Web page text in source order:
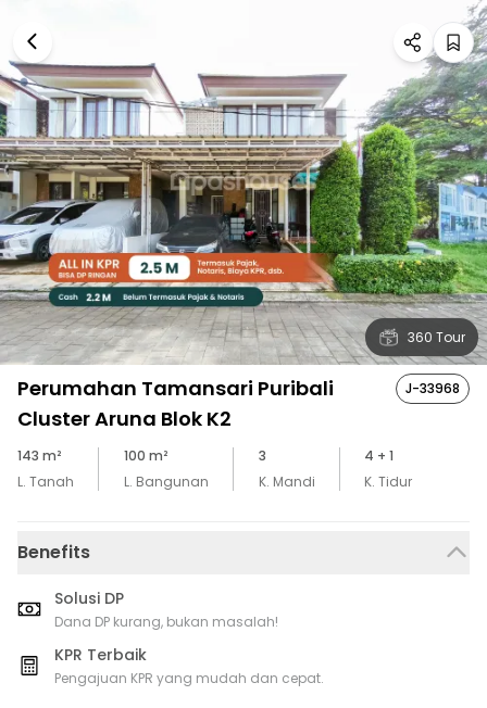
360 Tour
Perumahan Tamansari Puribali
Cluster Aruna Blok K2
J-33968
143 m²
L. Tanah
100 m²
L. Bangunan
3
K. Mandi
4 + 1
K. Tidur
Benefits
Solusi DP
Dana DP kurang, bukan masalah!
KPR Terbaik
Pengajuan KPR yang mudah dan cepat.